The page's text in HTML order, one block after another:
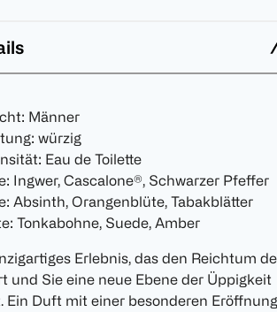
Männer
würzig
Eau de Toilette
Ingwer, Cascalone®, Schwarzer Pfeffer
Absinth, Orangenblüte, Tabakblätter
Tonkabohne, Suede, Amber
Erlebnis, das den Reichtum
und Sie eine neue Ebene der Üppigkeit
Ein Duft mit einer besonderen